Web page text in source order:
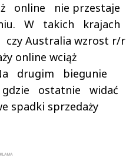
online nie przestaje
W takich krajach
Australia wzrost r/r
online wciąż
drugim biegunie
ostatnie widać
spadki sprzedaży